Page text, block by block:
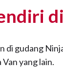
di gudang
yang lain.